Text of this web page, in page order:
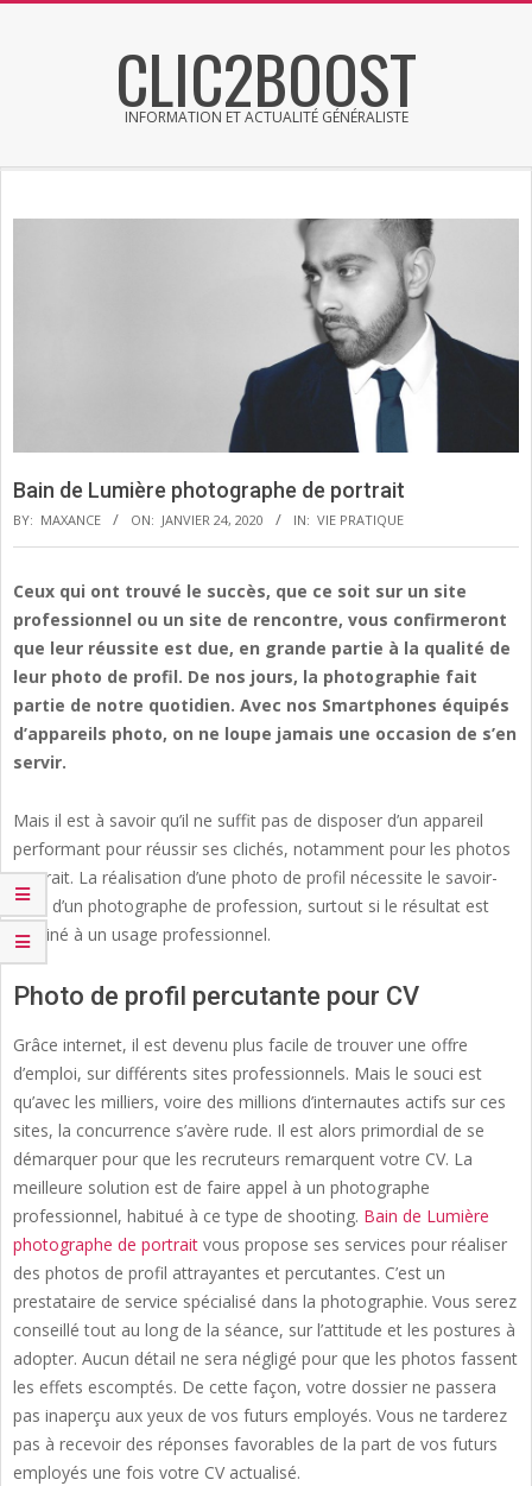
CLIC2BOOST
INFORMATION ET ACTUALITÉ GÉNÉRALISTE
Bain de Lumière photographe de portrait
BY: MAXANCE ON: JANVIER 24, 2020 IN: VIE PRATIQUE
Ceux qui ont trouvé le succès, que ce soit sur un site
professionnel ou un site de rencontre, vous confirmeront
que leur réussite est due, en grande partie à la qualité de
leur photo de profil. De nos jours, la photographie fait
partie de notre quotidien. Avec nos Smartphones équipés
d’appareils photo, on ne loupe jamais une occasion de s’en
servir.
Mais il est à savoir qu’il ne suffit pas de disposer d’un appareil
performant pour réussir ses clichés, notamment pour les photos
portrait. La réalisation d’une photo de profil nécessite le savoir-
faire d’un photographe de profession, surtout si le résultat est
destiné à un usage professionnel.
Photo de profil percutante pour CV
Grâce internet, il est devenu plus facile de trouver une offre
d’emploi, sur différents sites professionnels. Mais le souci est
qu’avec les milliers, voire des millions d’internautes actifs sur ces
sites, la concurrence s’avère rude. Il est alors primordial de se
démarquer pour que les recruteurs remarquent votre CV. La
meilleure solution est de faire appel à un photographe
professionnel, habitué à ce type de shooting. Bain de Lumière
photographe de portrait vous propose ses services pour réaliser
des photos de profil attrayantes et percutantes. C’est un
prestataire de service spécialisé dans la photographie. Vous serez
conseillé tout au long de la séance, sur l’attitude et les postures à
adopter. Aucun détail ne sera négligé pour que les photos fassent
les effets escomptés. De cette façon, votre dossier ne passera
pas inaperçu aux yeux de vos futurs employés. Vous ne tarderez
pas à recevoir des réponses favorables de la part de vos futurs
employés une fois votre CV actualisé.